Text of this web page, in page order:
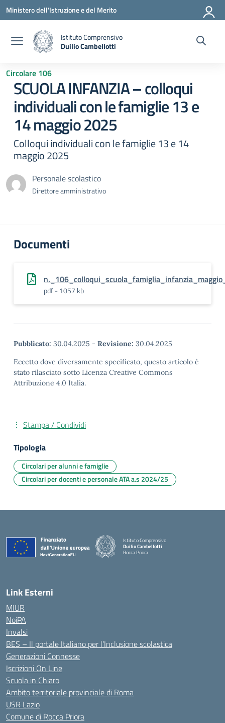
Vai ai contenuti
Vai al menu di navigazione
Vai al footer
Ministero dell'Istruzione e del Merito
Istituto Comprensivo
Duilio Cambellotti
Circolare 106
SCUOLA INFANZIA – colloqui
individuali con le famiglie 13 e
14 maggio 2025
Colloqui individuali con le famiglie 13 e 14
maggio 2025
Personale scolastico
Direttore amministrativo
Documenti
pdf - 1057 kb
Pubblicato: 30.04.2025 - Revisione: 30.04.2025
Eccetto dove diversamente specificato, questo articolo è
stato rilasciato sotto Licenza Creative Commons
Attribuzione 4.0 Italia.
Stampa / Condividi
Tipologia
Circolari per alunni e famiglie
Circolari per docenti e personale ATA a.s 2024/25
Istituto Comprensivo
Duilio Cambellotti
Rocca Priora
Link Esterni
MIUR
NoiPA
Invalsi
BES – Il portale Italiano per l’Inclusione scolastica
Generazioni Connesse
Iscrizioni On Line
Scuola in Chiaro
Ambito territoriale provinciale di Roma
USR Lazio
Comune di Rocca Priora